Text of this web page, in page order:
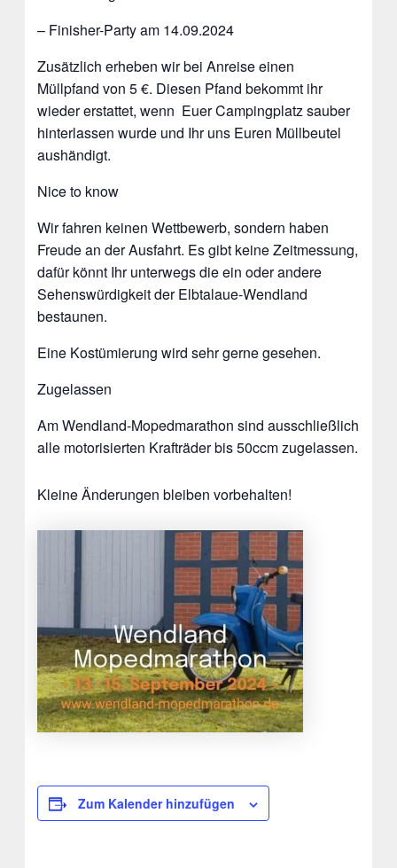
– Finisher-Party am 14.09.2024
Zusätzlich erheben wir bei Anreise einen
Müllpfand von 5 €. Diesen Pfand bekommt ihr
wieder erstattet, wenn Euer Campingplatz sauber
hinterlassen wurde und Ihr uns Euren Müllbeutel
aushändigt.
Nice to know
Wir fahren keinen Wettbewerb, sondern haben
Freude an der Ausfahrt. Es gibt keine Zeitmessung,
dafür könnt Ihr unterwegs die ein oder andere
Sehenswürdigkeit der Elbtalaue-Wendland
bestaunen.
Eine Kostümierung wird sehr gerne gesehen.
Zugelassen
Am Wendland-Mopedmarathon sind ausschließlich
alle motorisierten Krafträder bis 50ccm zugelassen.
Kleine Änderungen bleiben vorbehalten!
Zum Kalender hinzufügen